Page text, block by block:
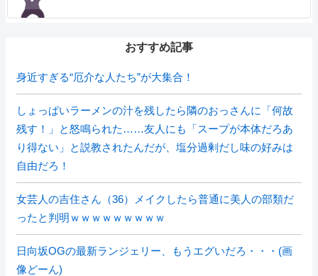
おすすめ記事
身近すぎる“厄介な人たち”が大集合！
しょっぱいラーメンの汁を残したら隣のおっさんに「何故
残す！」と怒鳴られた……友人にも「スープが本体だろあ
り得ない」と説教されたんだが、塩分過剰だし味の好みは
自由だろ！
女芸人の吉住さん（36）メイクしたら普通に美人の部類だ
ったと判明ｗｗｗｗｗｗｗｗｗ
日向坂OGの最新ランジェリー、もうエグいだろ・・・(画
像どーん)